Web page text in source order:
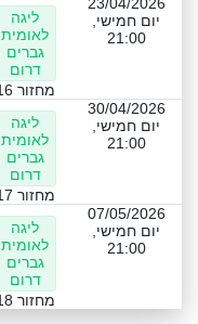
יום חמישי,
21:00
ליגה
לאומית
גברים
דרום
מחזור 16
30/04/2026
יום חמישי,
21:00
ליגה
לאומית
גברים
דרום
מחזור 17
07/05/2026
יום חמישי,
21:00
ליגה
לאומית
גברים
דרום
מחזור 18